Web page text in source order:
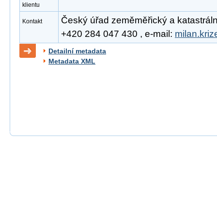
klientu
Kontakt
Český úřad zeměměřický a
+420 284 047 430 , e-mail:
Detailní metadata
Metadata XML